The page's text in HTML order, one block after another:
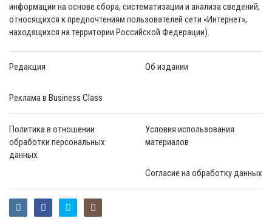
информации на основе сбора, систематизации и анализа сведений,
относящихся к предпочтениям пользователей сети «Интернет»,
находящихся на территории Российской Федерации).
Редакция Об издании
Реклама в Business Class
Политика в отношении
обработки персональных
данных
Условия использования
материалов
Согласие на обработку данных